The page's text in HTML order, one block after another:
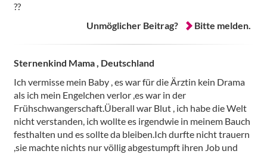
??
Unmöglicher Beitrag?
Bitte melden.
Sternenkind Mama , Deutschland
Ich vermisse mein Baby , es war für die Ärztin kein Drama
als ich mein Engelchen verlor ,es war in der
Frühschwangerschaft.Überall war Blut , ich habe die Welt
nicht verstanden, ich wollte es irgendwie in meinem Bauch
festhalten und es sollte da bleiben.Ich durfte nicht trauern
,sie machte nichts nur völlig abgestumpft ihren Job und